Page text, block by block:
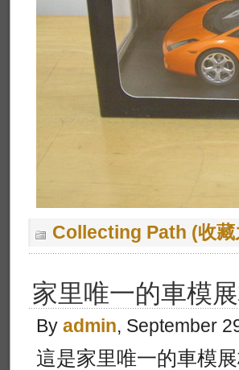
Collecting Path (收藏
家里唯一的車模
By admin, September
這是家里唯一的車模